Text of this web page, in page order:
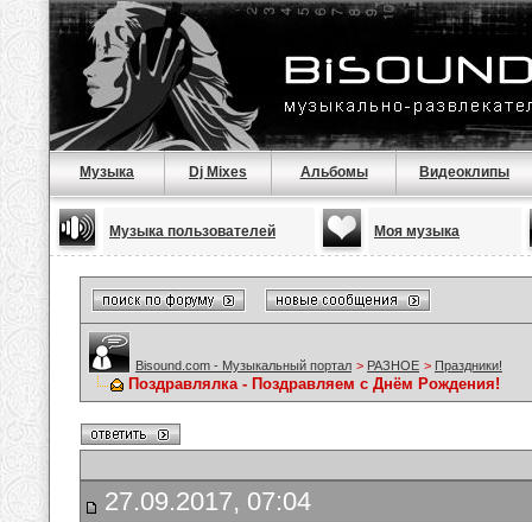
Музыка Dj Mixes Альбомы Видеоклипы
Музыка пользователей Моя музыка
Bisound.com - Музыкальный портал > РАЗНОЕ > Праздники!
Поздравлялка - Поздравляем с Днём Рождения!
27.09.2017, 07:04